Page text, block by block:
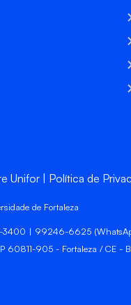
Unifor Política de
de Fortaleza
3400 | 99246-6625
60811-905 - Fortaleza / CE -